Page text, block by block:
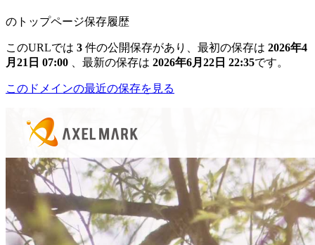
のトップページ保存履歴
このURLでは 3 件の公開保存があり、最初の保存は 2026年4
月21日 07:00
、最新の保存は 2026年6月22日 22:35です。
このドメインの最近の保存を見る